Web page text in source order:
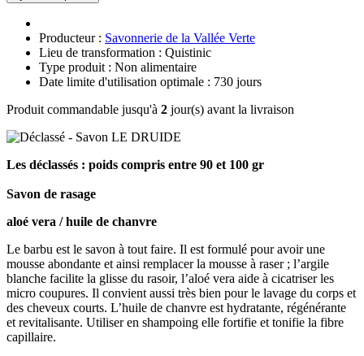
Producteur : Savonnerie de la Vallée Verte
Lieu de transformation : Quistinic
Type produit : Non alimentaire
Date limite d'utilisation optimale : 730 jours
Produit commandable jusqu'à 2 jour(s) avant la livraison
Les déclassés : poids compris entre 90 et 100 gr
Savon de rasage
aloé vera / huile de chanvre
Le barbu est le savon à tout faire. Il est formulé pour avoir une
mousse abondante et ainsi remplacer la mousse à raser ; l’argile
blanche facilite la glisse du rasoir, l’aloé vera aide à cicatriser les
micro coupures. Il convient aussi très bien pour le lavage du corps et
des cheveux courts. L’huile de chanvre est hydratante, régénérante
et revitalisante. Utiliser en shampoing elle fortifie et tonifie la fibre
capillaire.